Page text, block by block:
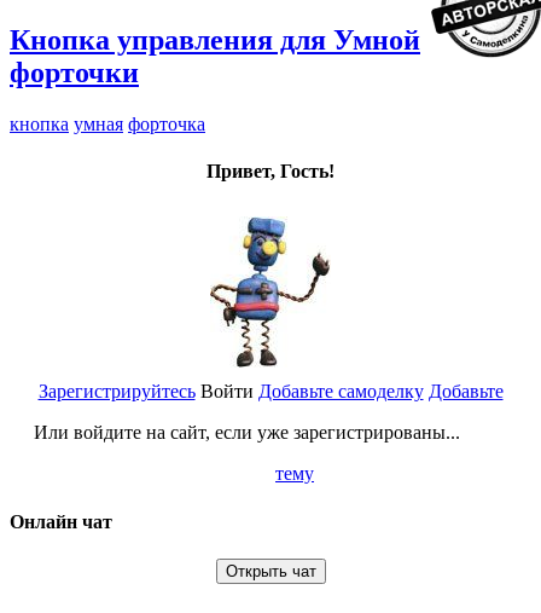
Кнопка управления для Умной
форточки
кнопка умная форточка
Привет, Гость!
Зарегистрируйтесь
Или войдите на сайт, если уже зарегистрированы...
Войти Добавьте самоделку Добавьте
тему
Онлайн чат
Открыть чат